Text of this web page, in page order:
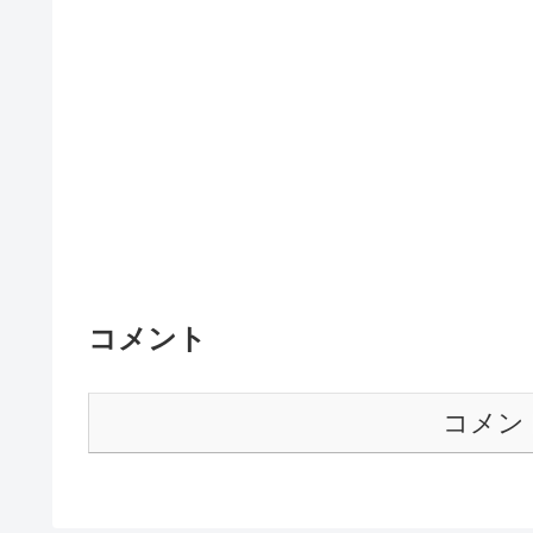
コメント
コメン